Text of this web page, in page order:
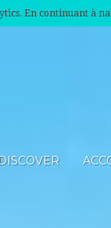
En continuant à
DISCOVER